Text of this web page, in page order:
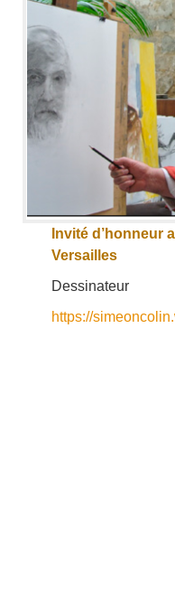
Invité d’honneur
Versailles
Dessinateur
https://